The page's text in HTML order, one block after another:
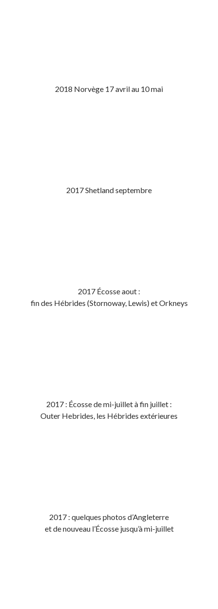
2018 Norvège 17 avril au 10 mai
2017 Shetland septembre
2017 Écosse aout :
fin des Hébrides (Stornoway, Lewis) et Orkneys
2017 : Écosse de mi-juillet à fin juillet :
Outer Hebrides, les Hébrides extérieures
2017 : quelques photos d’Angleterre
et de nouveau l’Écosse jusqu’à mi-juillet